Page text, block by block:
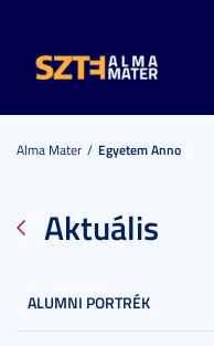
Alma Mater Egyetem Anno
Aktuális
ALUMNI PORTRÉK